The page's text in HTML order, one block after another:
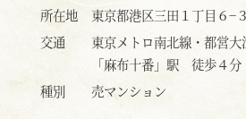
価格
3億9,800万円
所在地
東京都港区三田１丁目７−
東京メトロ南北線・都営
「麻布十番」駅 徒歩3分